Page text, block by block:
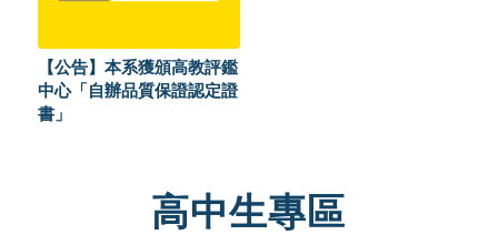
【公告】本系獲頒高教評鑑
中心「自辦品質保證認定證
書」
高中生專區